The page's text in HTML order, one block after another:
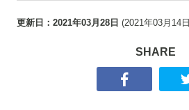
更新日： 2021年03月28日 (2021年03月14日
SHARE